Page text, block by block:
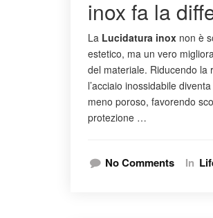
inox fa la
La Lucidatura inox non è
estetico, ma un vero
del materiale. Riducendo la
l’acciaio inossidabile
meno poroso, favorendo
protezione …
No Comments In